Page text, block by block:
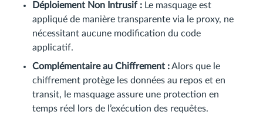
Déploiement Non Intrusif : Le masquage est
appliqué de manière transparente via le proxy, ne
nécessitant aucune modification du code
applicatif.
Complémentaire au Chiffrement :Alors que le
chiffrement protège les données au repos et en
transit, le masquage assure une protection en
temps réel lors de l’exécution des requêtes.